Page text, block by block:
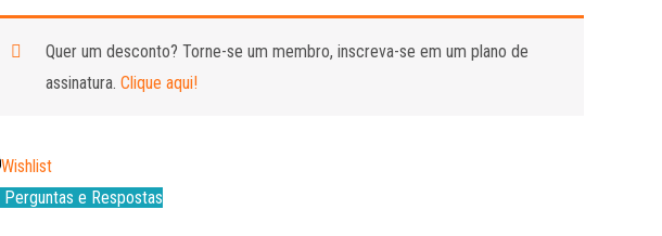
Quer um desconto? Torne-se um membro, inscreva-se em um plano de
assinatura. Clique aqui!
Wishlist
Perguntas e Respostas